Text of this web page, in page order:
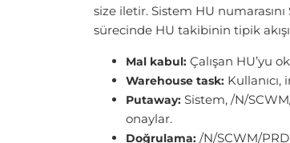
size iletir. Sistem HU
sürecinde HU takibinin tipik
Mal kabul: Çalışan HU’yu
Warehouse task:
Putaway: Sistem, /N/
onaylar.
Doğrulama: /N/SCWM/